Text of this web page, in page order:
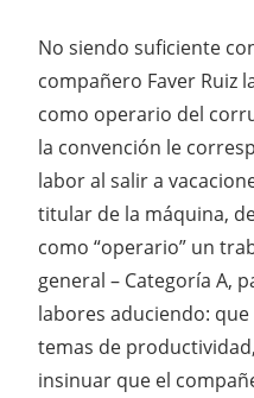
No siendo suficiente
compañero Faver Ruiz
como operario del
la convención le
labor al salir a
titular de la máquina,
como “operario” un
general – Categoría A,
labores aduciendo:
temas de
insinuar que el